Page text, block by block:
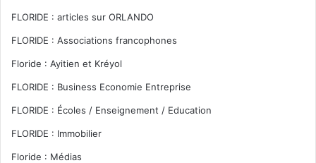
FLORIDE : articles sur ORLANDO
FLORIDE : Associations francophones
Floride : Ayitien et Kréyol
FLORIDE : Business Economie Entreprise
FLORIDE : Écoles / Enseignement / Education
FLORIDE : Immobilier
Floride : Médias